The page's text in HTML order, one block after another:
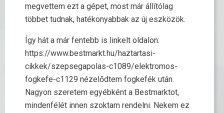
megvettem ezt a gépet, most már állítólag
többet tudnak, hatékonyabbak az új eszközök.
Így hát a már fentebb is linkelt oldalon:
https://www.bestmarkt.hu/haztartasi-
cikkek/szepsegapolas-c1089/elektromos-
fogkefe-c1129 nézelődtem fogkefék után.
Nagyon szeretem egyébként a Bestmarktot,
mindenfélét innen szoktam rendelni. Nekem ez